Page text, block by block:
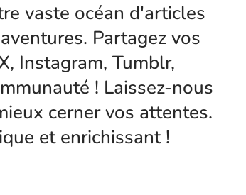
vaste océan d'articles
Partagez vos
Instagram, Tumblr,
! Laissez-nous
cerner vos attentes.
et enrichissant !